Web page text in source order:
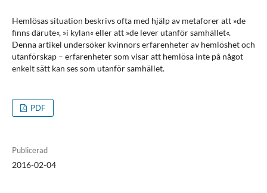
Hemlösas situation beskrivs ofta med hjälp av metaforer att »de
finns därute«, »i kylan« eller att »de lever utanför samhället«.
Denna artikel undersöker kvinnors erfarenheter av hemlöshet och
utanförskap – erfarenheter som visar att hemlösa inte på något
enkelt sätt kan ses som utanför samhället.
PDF
Publicerad
2016-02-04